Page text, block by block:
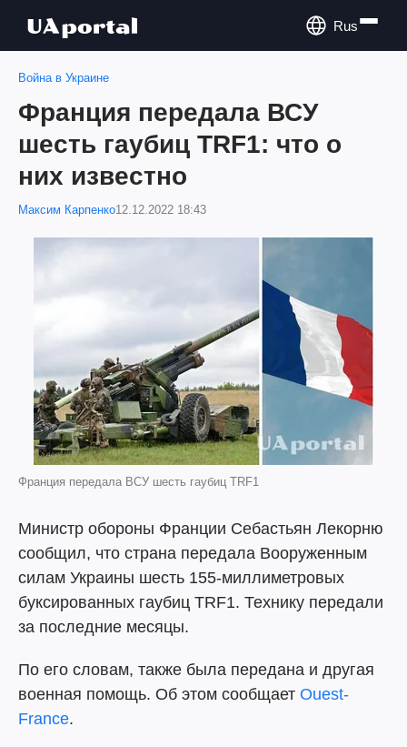
Rus
Война в Украине
Франция передала ВСУ
шесть гаубиц TRF1: что о
них известно
Максим Карпенко12.12.2022 18:43
Франция передала ВСУ шесть гаубиц TRF1
Министр обороны Франции Себастьян Лекорню
сообщил, что страна передала Вооруженным
силам Украины шесть 155-миллиметровых
буксированных гаубиц TRF1. Технику передали
за последние месяцы.
По его словам, также была передана и другая
военная помощь. Об этом сообщает Ouest-
France.